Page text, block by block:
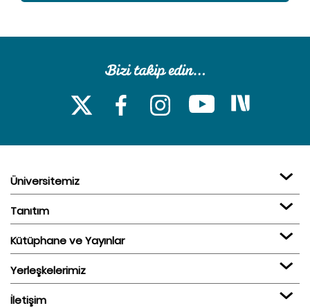
Üniversitemiz
Tanıtım
Kütüphane ve Yayınlar
Yerleşkelerimiz
İletişim